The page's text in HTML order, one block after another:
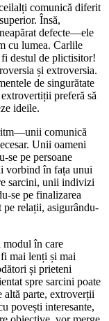
comunică diferit
Însă,
defecte—ele
cu lumea. Carlile
destul de plictisitor!
și extroversia.
de singurătate
preferă să
ideile.
comunică
Unii oameni
se pe persoane
vorbind în fața unui
sarcini, unii indivizi
se pe finalizarea
relații, asigurându-
modul în care
mai lenți și mai
și prieteni
spre sarcini poate
altă parte, extroverții
povești interesante,